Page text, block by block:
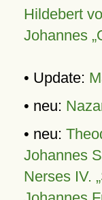
Hildebert
Johannes
• Update:
• neu:
• neu:
Johannes
Nerses IV.